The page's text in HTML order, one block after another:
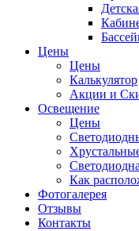
Цены
Цены
Калькулятор
Акции и
Освещение
Цены
Как
Фотогалерея
Отзывы
Контакты